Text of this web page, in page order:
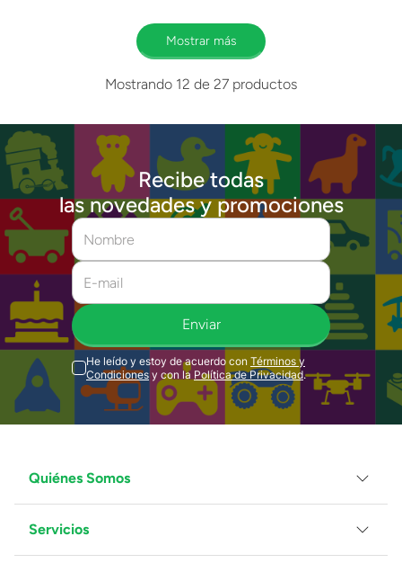
Mostrar más
Mostrando 12 de 27 productos
Recibe todas
las novedades y promociones
Enviar
He leído y estoy de acuerdo con Términos y
Condiciones y con la Política de Privacidad.
Quiénes Somos
Grupo Juguetron
Localiza tu tienda
Servicios